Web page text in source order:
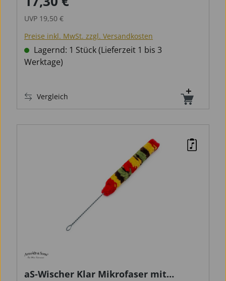
UVP 19,50 €
Preise inkl. MwSt. zzgl. Versandkosten
Lagernd: 1 Stück (Lieferzeit 1 bis 3
Werktage)
Vergleich
aS-Wischer Klar Mikrofaser mit